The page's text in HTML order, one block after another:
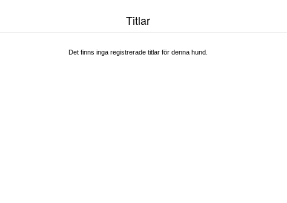
Titlar
Det finns inga registrerade titlar för denna hund.